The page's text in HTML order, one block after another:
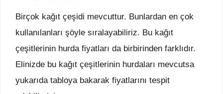
Birçok kağıt çeşidi mevcuttur. Bunlardan en çok
kullanılanları şöyle sıralayabiliriz. Bu kağıt
çeşitlerinin hurda fiyatları da birbirinden farklıdır.
Elinizde bu kağıt çeşitlerinin hurdaları mevcutsa
yukarıda tabloya bakarak fiyatlarını tespit